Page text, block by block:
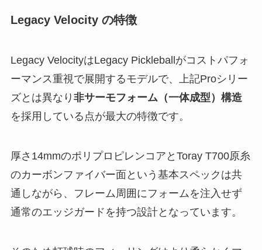
Legacy Velocity の特徴
Legacy VelocityはLegacy Pickleballがコストパフォ
ーマンス重視で展開するモデルで、上記Proシリー
ズとは異なり 非サーモフォーム（一体成型）構造
を採用している点が最大の特徴です。
厚さ14mmのポリプロピレンコアとToray T700原糸
のカーボンファイバー面という基本スペックは共
通しながら、フレーム周囲にフォームを注入せず
通常のエッジガードを持つ設計となっています。